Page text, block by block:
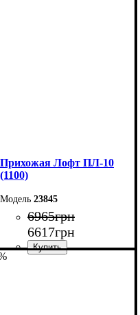
Прихожая Лофт ПЛ-10
(1100)
23845
6965грн
6617грн